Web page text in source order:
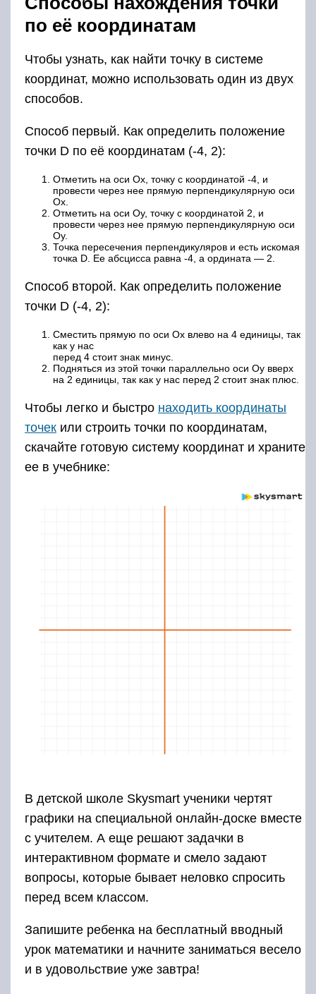
по её координатам
Чтобы узнать, как найти точку в системе
координат, можно использовать один из двух
способов.
Способ первый. Как определить положение
точки D по её координатам (-4, 2):
Отметить на оси Ox, точку с координатой -4, и
провести через нее прямую перпендикулярную оси
Ox.
Отметить на оси Oy, точку с координатой 2, и
провести через нее прямую перпендикулярную оси
Oy.
Точка пересечения перпендикуляров и есть искомая
точка D. Ее абсцисса равна -4, а ордината — 2.
Способ второй. Как определить положение
точки D (-4, 2):
Сместить прямую по оси Ox влево на 4 единицы, так
как у нас
перед 4 стоит знак минус.
Подняться из этой точки параллельно оси Oy вверх
на 2 единицы, так как у нас перед 2 стоит знак плюс.
Чтобы легко и быстро находить координаты
точек или строить точки по координатам,
скачайте готовую систему координат и храните
ее в учебнике:
В детской школе Skysmart ученики чертят
графики на специальной онлайн-доске вместе
с учителем. А еще решают задачки в
интерактивном формате и смело задают
вопросы, которые бывает неловко спросить
перед всем классом.
Запишите ребенка на бесплатный вводный
урок математики и начните заниматься весело
и в удовольствие уже завтра!